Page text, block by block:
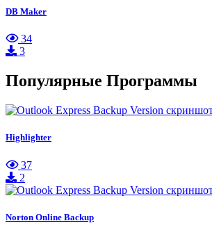
DB Maker
34
3
Популярные Программы
Highlighter
37
2
Norton Online Backup